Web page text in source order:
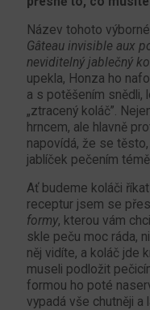
Název tohoto
Gâteau invisible aux
neviditelný jablečný
upekla, Honza ho
a s potěšením snědli,
„ztracený koláč”.
hrncem, ale hlavně
napovídá, že se
jablíček pečením
Ať budeme koláči
receptur jsem se
formy, kterou vám
skle peču moc ráda,
něj vidíte, a koláč jde
museli podložit
formou ho poté
vypadá vše chutněji a